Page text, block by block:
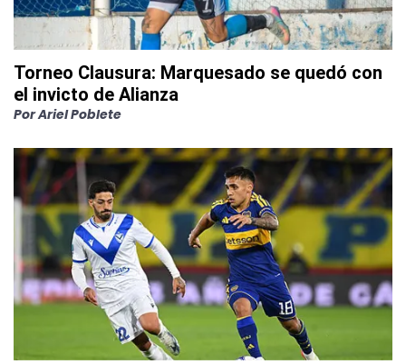
Torneo Clausura: Marquesado se quedó con
el invicto de Alianza
PorAriel Poblete